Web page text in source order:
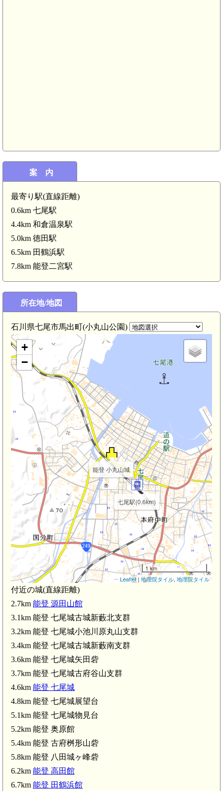
案 内
最寄り駅(直線距離)
0.6km 七尾駅
4.4km 和倉温泉駅
5.0km 徳田駅
6.5km 田鶴浜駅
7.8km 能登二宮駅
所在地/地図
石川県七尾市馬出町(小丸山公園)
七尾駅(0.6km)
能登国分寺(2.3km)
能登 小丸山城
源田山館(2.7km)
+
−
1 km
Leaflet| 地理院タイル, 地理院タイル
付近の城(直線距離)
2.7km 能登 源田山館
3.1km 能登 七尾城古城新藪北支群
3.2km 能登 七尾城小池川原丸山支群
3.4km 能登 七尾城古城新藪南支群
3.6km 能登 七尾城矢田砦
3.7km 能登 七尾城古府谷山支群
4.6km 能登 七尾城
4.8km 能登 七尾城展望台
5.1km 能登 七尾城物見台
5.2km 能登 奥原館
5.4km 能登 古府桝形山砦
5.8km 能登 八田城ヶ峰砦
6.2km 能登 高田館
6.7km 能登 田鶴浜館